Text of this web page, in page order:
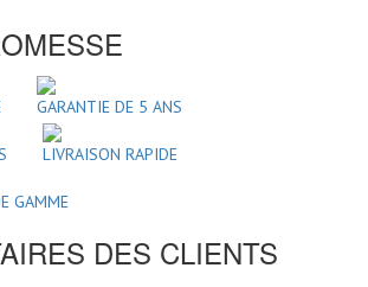
GARANTIE DE 5 ANS
LIVRAISON RAPIDE
GAMME
DES CLIENTS